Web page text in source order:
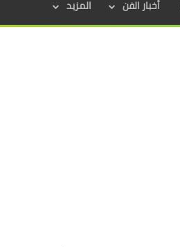
أخبار الفن المزيد